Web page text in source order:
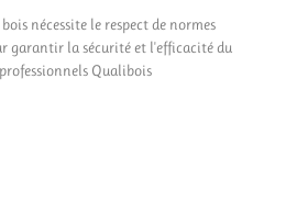
nécessite le respect de normes
garantir la sécurité et l'efficacité du
Qualibois